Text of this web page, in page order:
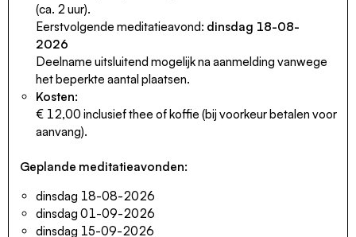
(ca. 2 uur).
Eerstvolgende meditatieavond: dinsdag 18-08-
2026
Deelname uitsluitend mogelijk na aanmelding vanwege
het beperkte aantal plaatsen.
Kosten:
€ 12,00 inclusief thee of koffie (bij voorkeur betalen voor
aanvang).
Geplande meditatieavonden:
dinsdag 18-08-2026
dinsdag 01-09-2026
dinsdag 15-09-2026